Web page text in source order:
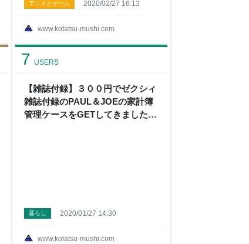
www.kotatsu-mushi.com
アニメとゲーム 2020/02/27 16:13
【雑誌付録】３００円でゼクシィ
雑誌付録のPAUL＆JOEの家計簿
管理ケースをGETしてきました -
7 USERS
www.kotatsu-mushi.com
暮らし 2020/01/27 14:30